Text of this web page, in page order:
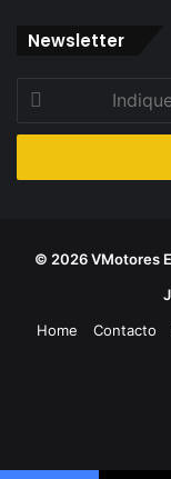
Newsletter
seu
de
© 2026 VMotores
Home
Contacto